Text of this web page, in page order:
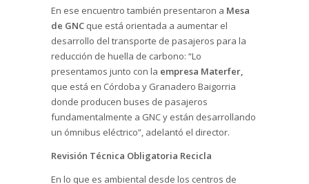
En ese encuentro también presentaron a Mesa
de GNC que está orientada a aumentar el
desarrollo del transporte de pasajeros para la
reducción de huella de carbono: “Lo
presentamos junto con la empresa Materfer,
que está en Córdoba y Granadero Baigorria
donde producen buses de pasajeros
fundamentalmente a GNC y están desarrollando
un ómnibus eléctrico”, adelantó el director.
Revisión Técnica Obligatoria Recicla
En lo que es ambiental desde los centros de